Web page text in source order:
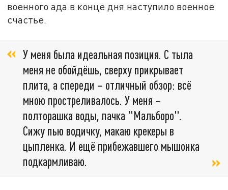
военного ада в конце дня наступило военное
счастье.
У меня была идеальная позиция. С тыла
меня не обойдёшь, сверху прикрывает
плита, а спереди – отличный обзор: всё
мною простреливалось. У меня –
полторашка воды, пачка "Мальборо".
Сижу пью водичку, макаю крекеры в
цыпленка. И ещё прибежавшего мышонка
подкармливаю.